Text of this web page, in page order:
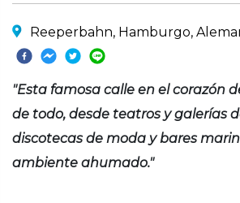
Reeperbahn, Hamburgo,
"Esta famosa calle en el corazón
de todo, desde teatros y galerías
discotecas de moda y bares
ambiente ahumado."